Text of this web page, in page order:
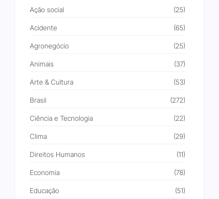
Ação social (25)
Acidente (65)
Agronegócio (25)
Animais (37)
Arte & Cultura (53)
Brasil (272)
Ciência e Tecnologia (22)
Clima (29)
Direitos Humanos (11)
Economia (78)
Educação (51)